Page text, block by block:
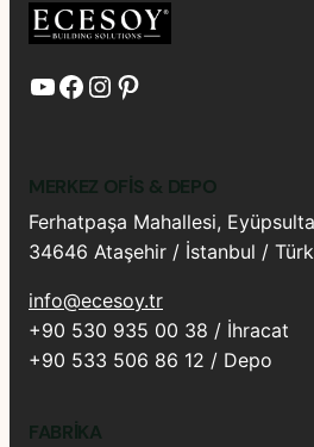
YouTube Facebook Instagram Pinterest
MERKEZ OFIS & DEPO
Ferhatpaşa Mahallesi,
34646 Ataşehir / İstanbul /
info@ecesoy.tr
+90 530 935 00 38 / İhracat
+90 533 506 86 12 / Depo
FABRIKA